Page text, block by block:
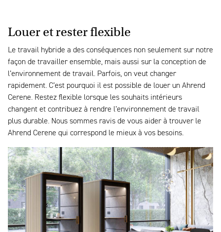
Louer et rester flexible
Le travail hybride a des conséquences non seulement sur notre
façon de travailler ensemble, mais aussi sur la conception de
l’environnement de travail. Parfois, on veut changer
rapidement. C’est pourquoi il est possible de louer un Ahrend
Cerene. Restez flexible lorsque les souhaits intérieurs
changent et contribuez à rendre l’environnement de travail
plus durable. Nous sommes ravis de vous aider à trouver le
Ahrend Cerene qui correspond le mieux à vos besoins.